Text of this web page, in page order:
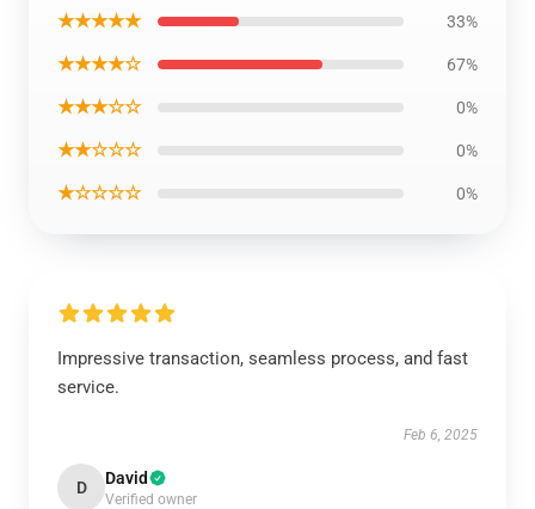
★★★★★ 33%
★★★★☆ 67%
★★★☆☆ 0%
★★☆☆☆ 0%
★☆☆☆☆ 0%
Impressive transaction, seamless process, and fast
service.
Feb 6, 2025
D David
Verified owner